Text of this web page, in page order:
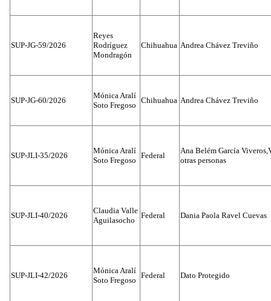
SUP-JG-59/2026
Reyes
Rodríguez
Mondragón
Chihuahua Andrea Chávez Treviño
SUP-JG-60/2026
Mónica Aralí
Soto Fregoso
Chihuahua Andrea Chávez Treviño
SUP-JLI-35/2026
Mónica Aralí
Soto Fregoso
Federal
Ana Belém García
otras personas
SUP-JLI-40/2026
Claudia Valle
Aguilasocho
Federal Dania Paola Ravel Cuevas
SUP-JLI-42/2026
Mónica Aralí
Soto Fregoso
Federal Dato Protegido